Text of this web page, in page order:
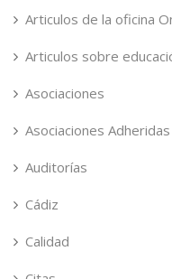
Articulos de la oficina
Articulos sobre
Asociaciones
Asociaciones Adheridas
Auditorías
Cádiz
Calidad